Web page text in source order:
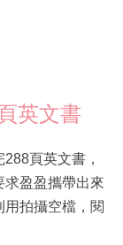
英文書
頁英文書，
求盈盈攜帶出來
拍攝空檔，閱